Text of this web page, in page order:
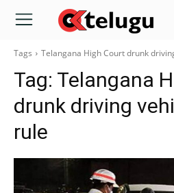
Tags Telangana High Court drunk
Tag: Telangana
drunk driving
rule